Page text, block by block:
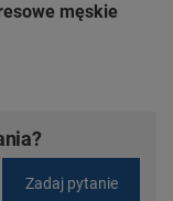
męskie
Zadaj pytanie